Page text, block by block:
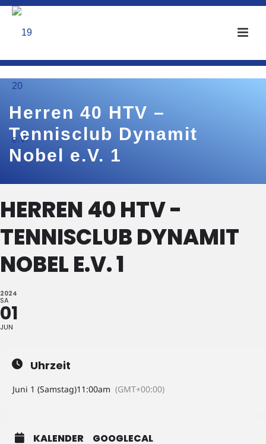
Herren 40 HTV –
Tennisclub Dynamit
Nobel e.V. 1
HERREN 40 HTV -
TENNISCLUB DYNAMIT
NOBEL E.V. 1
2024
SA
01
JUN
Uhrzeit
Juni 1 (Samstag)11:00am (GMT+00:00)
KALENDER GOOGLECAL